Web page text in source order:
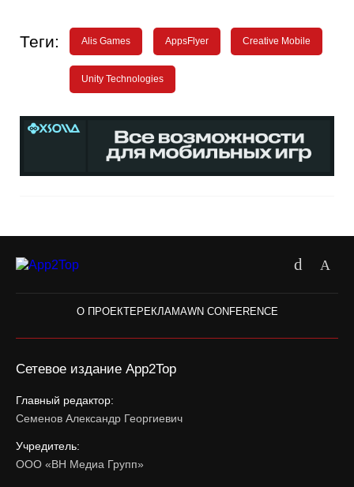
Теги: Alis Games AppsFlyer Creative Mobile
Unity Technologies
О ПРОЕКТЕРЕКЛАМАWN CONFERENCE
Сетевое издание App2Top
Главный редактор:
Семенов Александр Георгиевич
Учредитель:
ООО «ВН Медиа Групп»